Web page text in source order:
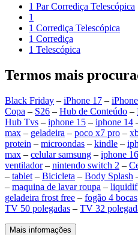
1 Par Corrediça Telescópica
1
1 Corrediça Telescópica
1 Corrediça
1 Telescópica
Termos mais
Black Friday – iPhone 17 –
Copa – S26 – Hub de Conteúdo –
Hub Tvs – iphone 15 – iphone 14
max – geladeira – poco x7 pro –
protein – microondas – kindle –
max – celular samsung – iphone
ventilador– nintendo switch 2 –
– tablet – Bicicleta – Body Splash
– maquina de lavar roupa –
geladeira frost free – fogão 4 bocas
TV 50 polegadas – TV 32
Mais informações